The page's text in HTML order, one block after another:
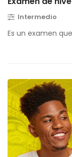
Intermedio
Es un examen